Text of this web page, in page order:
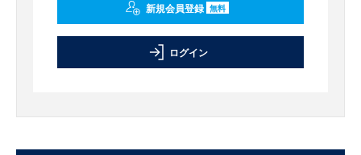
新規会員登録 無料
ログイン